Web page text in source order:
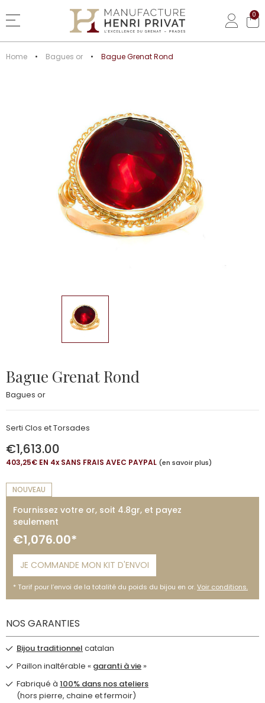
Basculer la navigation
0
Home Bagues or Bague Grenat Rond
Bague Grenat Rond
Bagues or
Serti Clos et Torsades
€1,613.00
403,25€ EN 4xSANS FRAIS AVEC PAYPAL (en savoir plus)
NOUVEAU
Fournissez votre or, soit 4.8gr, et payez
seulement
€1,076.00*
Tarif pour l’envoi de la totalité du poids du bijou en or.Voir conditions.
JE COMMANDE MON KIT D'ENVOI
NOS GARANTIES
Bijou traditionnel catalan
Paillon inaltérable « garanti à vie »
Fabriqué à 100% dans nos ateliers
(hors pierre, chaine et fermoir)